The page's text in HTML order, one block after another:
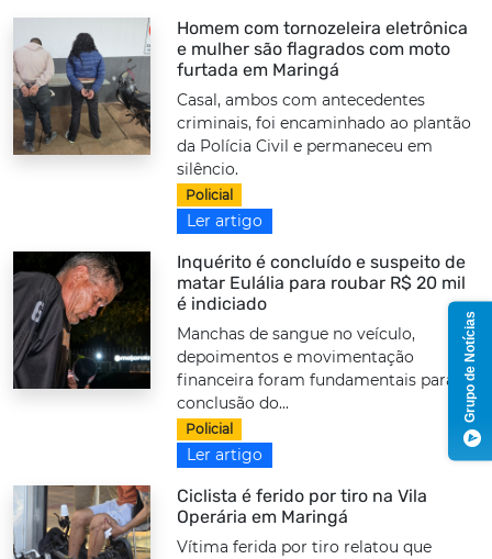
Homem com tornozeleira eletrônica
e mulher são flagrados com moto
furtada em Maringá
Casal, ambos com antecedentes
criminais, foi encaminhado ao plantão
da Polícia Civil e permaneceu em
silêncio.
Policial
Ler artigo
Inquérito é concluído e suspeito de
matar Eulália para roubar R$ 20 mil
é indiciado
Manchas de sangue no veículo,
depoimentos e movimentação
financeira foram fundamentais para a
conclusão do...
Policial
Ler artigo
Ciclista é ferido por tiro na Vila
Operária em Maringá
Vítima ferida por tiro relatou que
Grupo de Notícias